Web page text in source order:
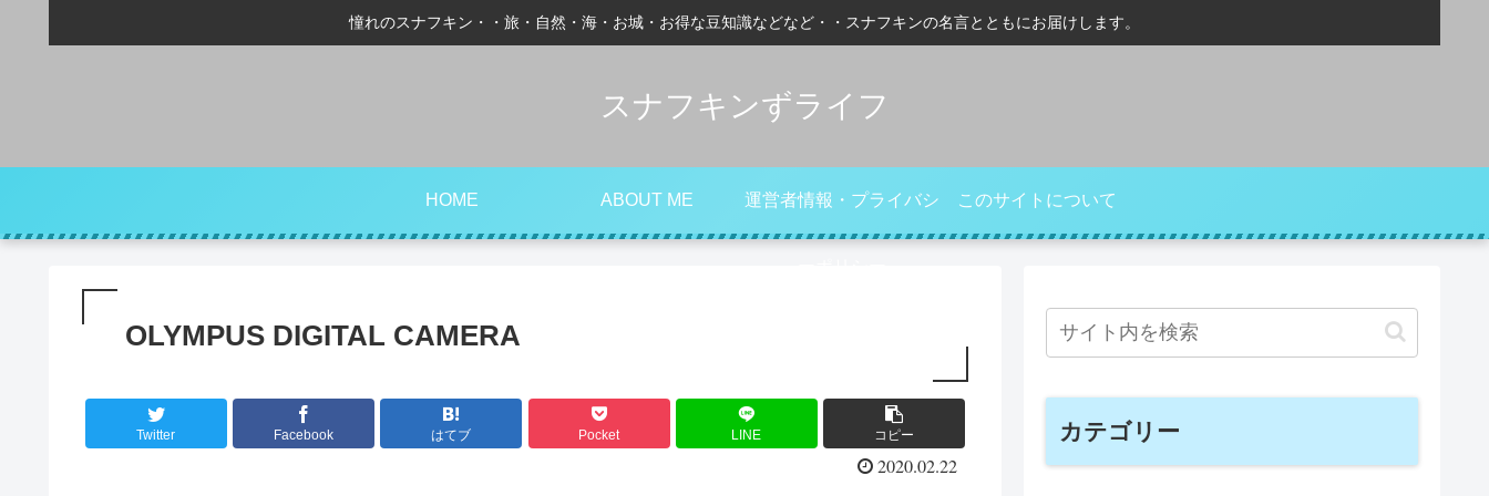
憧れのスナフキン・・旅・自然・海・お城・お得な豆知識などなど・・スナフキンの名言とともにお届けします。
スナフキンずライフ
HOME ABOUT ME 運営者情報・プライバシ このサイトについて
OLYMPUS DIGITAL CAMERA
Twitter Facebook はてブ Pocket LINE コピー
2020.02.22
カテゴリー